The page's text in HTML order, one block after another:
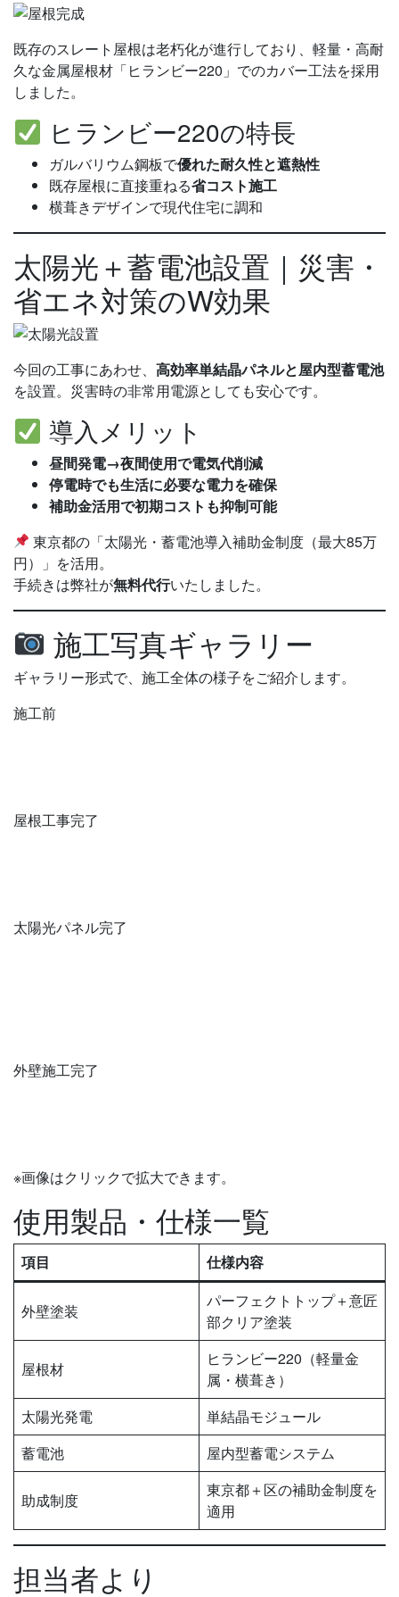
既存のスレート屋根は老朽化が進行しており、軽量・高耐
久な金属屋根材「ヒランビー220」でのカバー工法を採用
しました。
ヒランビー220の特長
ガルバリウム鋼板で優れた耐久性と遮熱性
既存屋根に直接重ねる省コスト施工
横葺きデザインで現代住宅に調和
太陽光＋蓄電池設置｜災害・
省エネ対策のW効果
今回の工事にあわせ、 高効率単結晶パネルと屋内型蓄電池
を設置。災害時の非常用電源としても安心です。
導入メリット
昼間発電→夜間使用で電気代削減
停電時でも生活に必要な電力を確保
補助金活用で初期コストも抑制可能
東京都の「太陽光・蓄電池導入補助金制度（最大85万
円）」を活用。
手続きは弊社が無料代行いたしました。
施工写真ギャラリー
ギャラリー形式で、施工全体の様子をご紹介します。
施工前
屋根工事完了
太陽光パネル完了
外壁施工完了
※画像はクリックで拡大できます。
使用製品・仕様一覧
項目 仕様内容
外壁塗装
パーフェクトトップ＋意匠
部クリア塗装
屋根材
ヒランビー220（軽量金
属・横葺き）
太陽光発電
単結晶モジュール
蓄電池
屋内型蓄電システム
助成制度
東京都＋区の補助金制度を
適用
担当者より